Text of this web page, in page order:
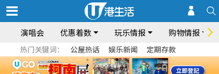
演唱会 优惠着数 玩乐情报 购物情报
热门关键词： 公屋热话 娱乐新闻 定期存款